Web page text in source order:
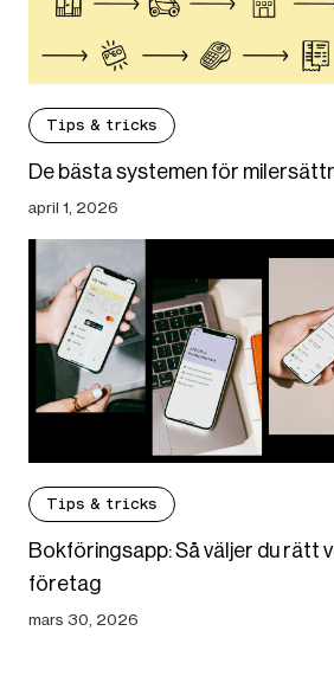
Tips & tricks
De bästa systemen för
april 1, 2026
Tips & tricks
Bokföringsapp: Så väljer du rätt
företag
mars 30, 2026